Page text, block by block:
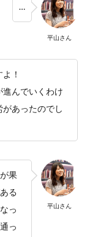
平山さん
…
！
んでいくわけ
あったのでし
平山さん
果
る
っ
っ